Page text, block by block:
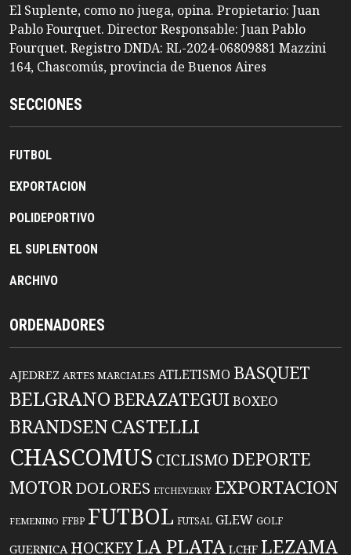
El Suplente, como no juega, opina. Propietario: Juan
Pablo Fourquet. Director Responsable: Juan Pablo
Fourquet. Registro DNDA: RL-2024-06809881 Mazzini
164, Chascomús, provincia de Buenos Aires
SECCIONES
FUTBOL
EXPORTACION
POLIDEPORTIVO
EL SUPLENTOON
ARCHIVO
ORDENADORES
AJEDREZ ARTES MARCIALES ATLETISMO BASQUET
BELGRANO BERAZATEGUIBOXEO
BRANDSENCASTELLI
CHASCOMUS CICLISMO DEPORTE
MOTORDOLORES ETCHEVERRY EXPORTACION
FEMENINO FFBP FUTBOL FUTSAL GLEW GOLF
GUERNICA HOCKEYLA PLATA LCHF LEZAMA